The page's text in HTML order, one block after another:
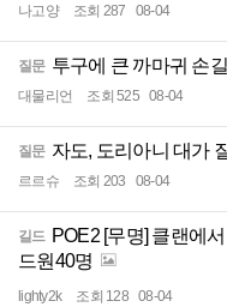
나고양 조회 287 08-04
질문 투구에 큰 까마귀 손
대물리언 조회 525 08-04
질문 자도, 도리아니 대가
르르슈 조회 203 08-04
길드 POE2 [무명] 클랜에
드원40명
lighty2k 조회 128 08-04